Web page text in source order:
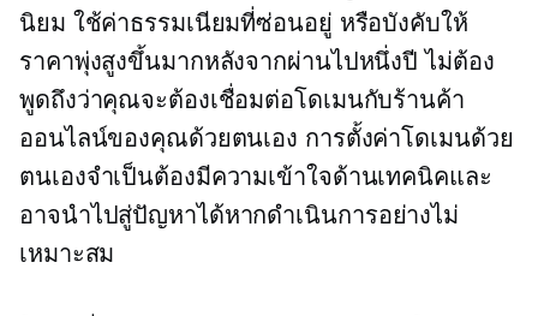
นิยม ใช้ค่าธรรมเนียมที่ซ่อนอยู่ หรือบังคับให้
ราคาพุ่งสูงขึ้นมากหลังจากผ่านไปหนึ่งปี ไม่ต้อง
พูดถึงว่าคุณจะต้องเชื่อมต่อโดเมนกับร้านค้า
ออนไลน์ของคุณด้วยตนเอง การตั้งค่าโดเมนด้วย
ตนเองจำเป็นต้องมีความเข้าใจด้านเทคนิคและ
อาจนำไปสู่ปัญหาได้หากดำเนินการอย่างไม่
เหมาะสม